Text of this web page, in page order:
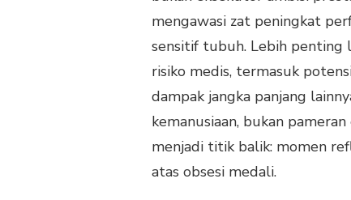
mengawasi zat peningkat
sensitif tubuh. Lebih penting
risiko medis, termasuk
dampak jangka panjang
kemanusiaan, bukan
menjadi titik balik: momen
atas obsesi medali.